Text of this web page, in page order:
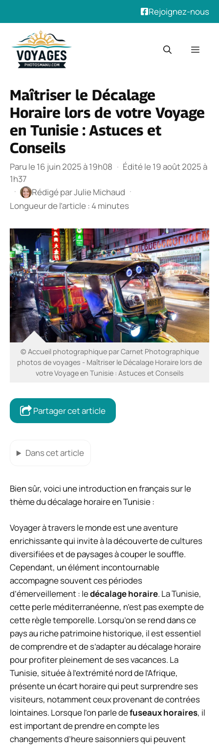
Rejoignez-nous
contenu
Maîtriser le Décalage
Horaire lors de votre Voyage
en Tunisie : Astuces et
Conseils
Paru le 16 juin 2025 à 19h08 · Édité le 19 août 2025 à
1h37
·
Rédigé parJulie Michaud ·
Longueur de l’article : 4 minutes
© Accueil photographique par Carnet Photographique
photos de voyages - Maîtriser le Décalage Horaire lors de
votre Voyage en Tunisie : Astuces et Conseils
Partager cet article
Dans cet article
Bien sûr, voici une introduction en français sur le
thème du décalage horaire en Tunisie :
Voyager à travers le monde est une aventure
enrichissante qui invite à la découverte de cultures
diversifiées et de paysages à couper le souffle.
Cependant, un élément incontournable
accompagne souvent ces périodes
d’émerveillement : ledécalage horaire. La Tunisie,
cette perle méditerranéenne, n’est pas exempte de
cette règle temporelle. Lorsqu’on se rend dans ce
pays au riche patrimoine historique, il est essentiel
de comprendre et de s’adapter au décalage horaire
pour profiter pleinement de ses vacances. La
Tunisie, située à l’extrémité nord de l’Afrique,
présente un écart horaire qui peut surprendre ses
visiteurs, notamment ceux provenant de contrées
lointaines. Lorsque l’on parle defuseaux horaires, il
est important de prendre en compte les
changements d’heure saisonniers qui peuvent